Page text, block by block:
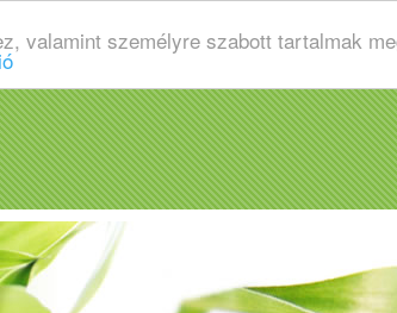
valamint személyre szabott tartalmak